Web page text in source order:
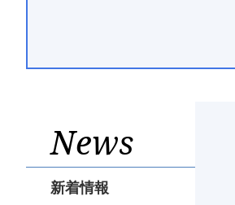
News
新着情報